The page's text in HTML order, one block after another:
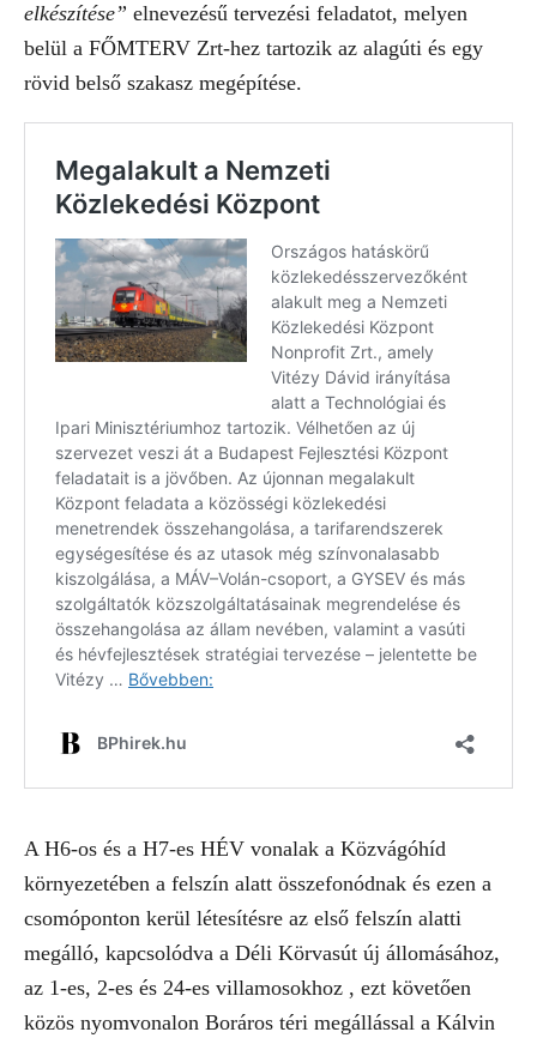
elkészítése” elnevezésű tervezési feladatot, melyen
belül a FŐMTERV Zrt-hez tartozik az alagúti és egy
rövid belső szakasz megépítése.
A H6-os és a H7-es HÉV vonalak a Közvágóhíd
környezetében a felszín alatt összefonódnak és ezen a
csomóponton kerül létesítésre az első felszín alatti
megálló, kapcsolódva a Déli Körvasút új állomásához,
az 1-es, 2-es és 24-es villamosokhoz , ezt követően
közös nyomvonalon Boráros téri megállással a Kálvin